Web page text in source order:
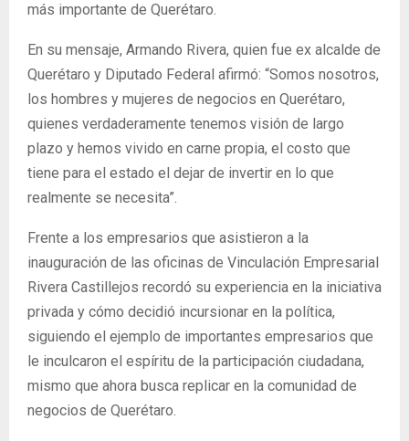
más importante de Querétaro.
En su mensaje, Armando Rivera, quien fue ex alcalde de
Querétaro y Diputado Federal afirmó: “Somos nosotros,
los hombres y mujeres de negocios en Querétaro,
quienes verdaderamente tenemos visión de largo
plazo y hemos vivido en carne propia, el costo que
tiene para el estado el dejar de invertir en lo que
realmente se necesita”.
Frente a los empresarios que asistieron a la
inauguración de las oficinas de Vinculación Empresarial
Rivera Castillejos recordó su experiencia en la iniciativa
privada y cómo decidió incursionar en la política,
siguiendo el ejemplo de importantes empresarios que
le inculcaron el espíritu de la participación ciudadana,
mismo que ahora busca replicar en la comunidad de
negocios de Querétaro.